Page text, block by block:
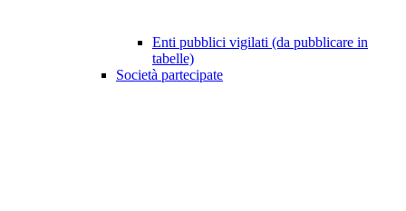
Enti pubblici vigilati (da pubblicare in
tabelle)
Società partecipate